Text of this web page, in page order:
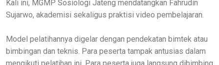
Kali ini, MGMP Sosiologi Jateng mendatangkan Fahrudin
Sujarwo, akademisi sekaligus praktisi video pembelajaran.
Model pelatihannya digelar dengan pendekatan bimtek atau
bimbingan dan teknis. Para peserta tampak antusias dalam